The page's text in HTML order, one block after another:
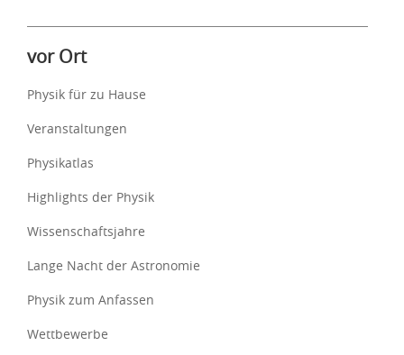
vor Ort
Physik für zu Hause
Veranstaltungen
Physikatlas
Highlights der Physik
Wissenschaftsjahre
Lange Nacht der Astronomie
Physik zum Anfassen
Wettbewerbe